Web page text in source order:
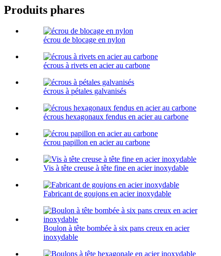
Produits phares
écrou de blocage en nylon
écrous à rivets en acier au carbone
écrous à pétales galvanisés
écrous hexagonaux fendus en acier au carbone
écrou papillon en acier au carbone
Vis à tête creuse à tête fine en acier inoxydable
Fabricant de goujons en acier inoxydable
Boulon à tête bombée à six pans creux en acier
inoxydable